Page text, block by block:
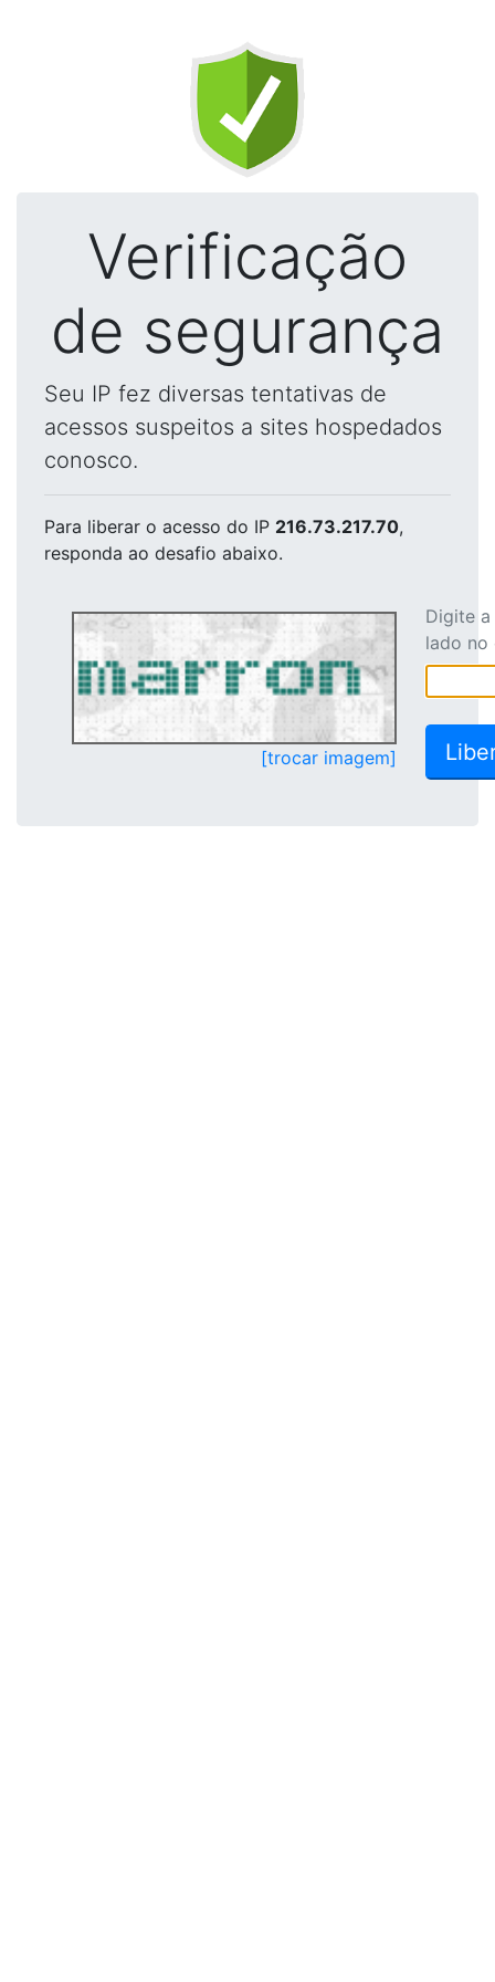
Verificação
de segurança
Seu IP fez diversas tentativas de
acessos suspeitos a sites hospedados
conosco.
Para liberar o acesso do IP 216.73.217.70,
responda ao desafio abaixo.
[trocar imagem]
Digite
lado no